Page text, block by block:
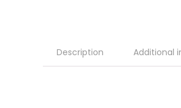
Description Additional